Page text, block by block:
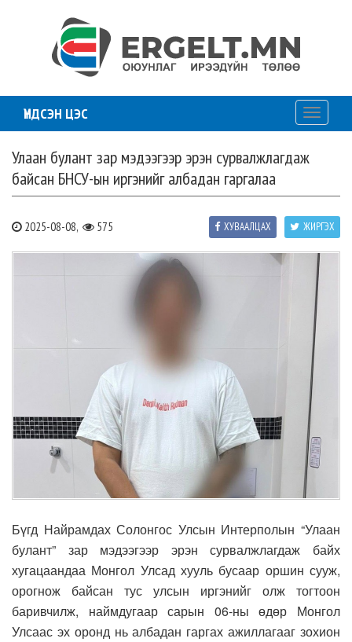
ҮНДСЭН ЦЭС
Toggle
Улаан булант зар мэдээгээр эрэн сурвалжлагдаж
байсан БНСУ-ын иргэнийг албадан гаргалаа
2025-08-08, 575 ЖИРГЭХ
ХУВААЛЦАХ
Бүгд Найрамдах Солонгос Улсын Интерполын “Улаан
булант” зар мэдээгээр эрэн сурвалжлагдаж байх
хугацаандаа Монгол Улсад хууль бусаар оршин сууж,
орогнож байсан тус улсын иргэнийг олж тогтоон
баривчилж, наймдугаар сарын 06-ны өдөр Монгол
Улсаас эх оронд нь албадан гаргах ажиллагааг зохион